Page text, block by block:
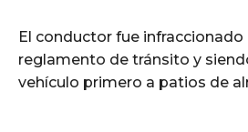
El conductor fue
reglamento de tránsito y
vehículo primero a patios de